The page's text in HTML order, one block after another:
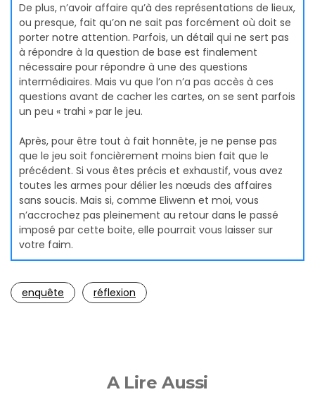
De plus, n’avoir affaire qu’à des représentations de lieux,
ou presque, fait qu’on ne sait pas forcément où doit se
porter notre attention. Parfois, un détail qui ne sert pas
à répondre à la question de base est finalement
nécessaire pour répondre à une des questions
intermédiaires. Mais vu que l’on n’a pas accès à ces
questions avant de cacher les cartes, on se sent parfois
un peu « trahi » par le jeu.
Après, pour être tout à fait honnête, je ne pense pas
que le jeu soit foncièrement moins bien fait que le
précédent. Si vous êtes précis et exhaustif, vous avez
toutes les armes pour délier les nœuds des affaires
sans soucis. Mais si, comme Eliwenn et moi, vous
n’accrochez pas pleinement au retour dans le passé
imposé par cette boite, elle pourrait vous laisser sur
votre faim.
enquête réflexion
A Lire Aussi